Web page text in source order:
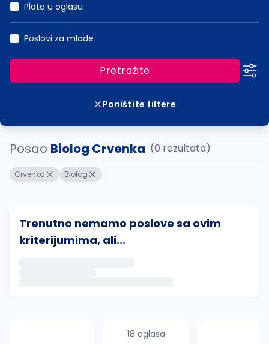
Plata u oglasu
Poslovi za mlade
Pretražite
Poništite filtere
Posao Biolog Crvenka (0 rezultata)
Crvenka Biolog
Trenutno nemamo poslove sa ovim
kriterijumima, ali...
18 oglasa